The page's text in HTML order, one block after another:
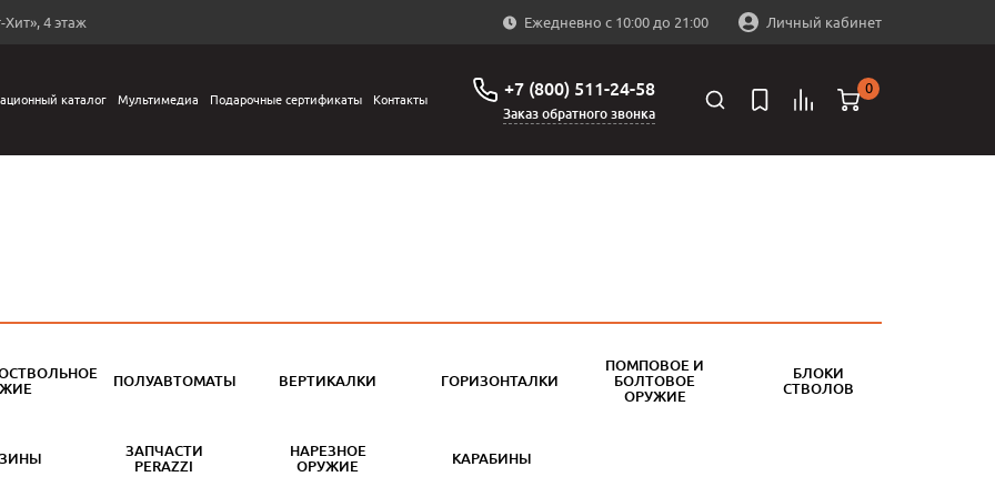
4 этаж Ежедневно с 10:00 до 21:00 Личный кабинет
каталог Мультимедиа Подарочные сертификаты Контакты +7 (800) 511-24-58
Заказ обратного звонка
0
ПОЛУАВТОМАТЫ ВЕРТИКАЛКИ ГОРИЗОНТАЛКИ
ПОМПОВОЕ И
БОЛТОВОЕ
ОРУЖИЕ
БЛОКИ
СТВОЛОВ
ЗАПЧАСТИ
PERAZZI
НАРЕЗНОЕ
ОРУЖИЕ
КАРАБИНЫ